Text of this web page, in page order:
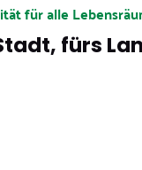
für alle
fürs